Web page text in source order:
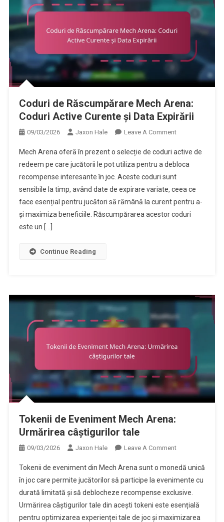
Coduri de Răscumpărare Mech Arena:
Coduri Active Curente și Data Expirării
09/03/2026 Jaxon Hale Leave A CommentOn
De
Răscumpărare
Mech
Arena:
Coduri
Active
Mech Arena oferă în prezent o selecție de coduri active de
redeem pe care jucătorii le pot utiliza pentru a debloca
recompense interesante în joc. Aceste coduri sunt
sensibile la timp, având date de expirare variate, ceea ce
face esențial pentru jucători să rămână la curent pentru a-
și maximiza beneficiile. Răscumpărarea acestor coduri
este un […]
Continue Reading
Tokenii de Eveniment Mech Arena:
Urmărirea câștigurilor tale
09/03/2026 Jaxon Hale Leave A CommentOn
De
Eveniment
Mech
Arena:
Urmărirea
Tokenii de eveniment din Mech Arena sunt o monedă unică
în joc care permite jucătorilor să participe la evenimente cu
durată limitată și să deblocheze recompense exclusive.
Urmărirea câștigurilor tale din acești tokeni este esențială
pentru optimizarea experienței tale de joc și maximizarea